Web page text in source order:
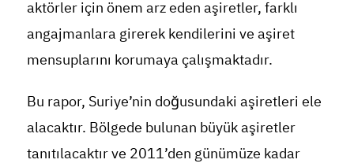
aktörler için önem arz eden aşiretler, farklı
angajmanlara girerek kendilerini ve aşiret
mensuplarını korumaya çalışmaktadır.
Bu rapor, Suriye’nin doğusundaki aşiretleri ele
alacaktır. Bölgede bulunan büyük aşiretler
tanıtılacaktır ve 2011’den günümüze kadar